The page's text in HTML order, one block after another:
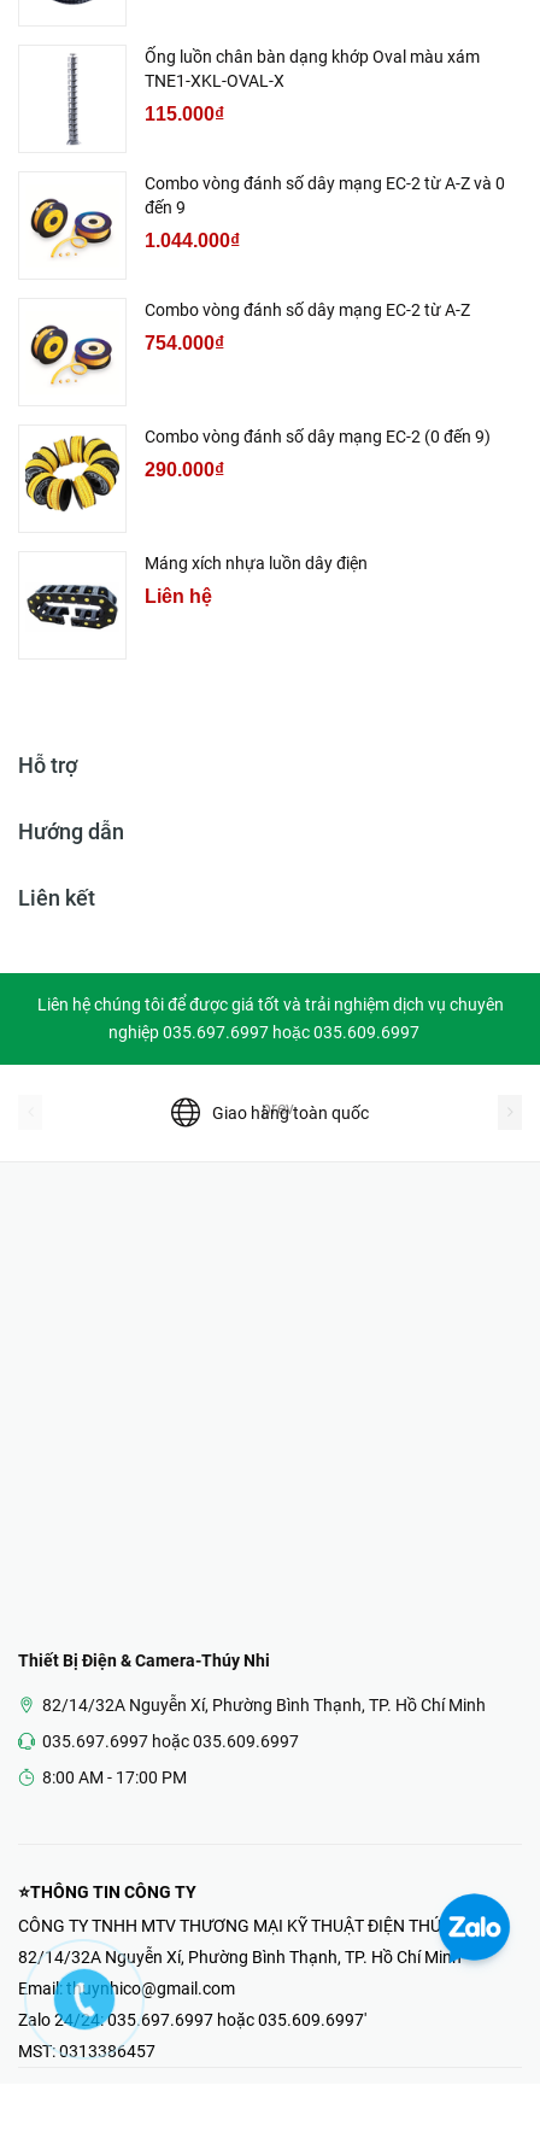
Ống luồn chân bàn dạng khớp Oval màu xám
TNE1-XKL-OVAL-X
115.000₫
Combo vòng đánh số dây mạng EC-2 từ A-Z và 0
đến 9
1.044.000₫
Combo vòng đánh số dây mạng EC-2 từ A-Z
754.000₫
Combo vòng đánh số dây mạng EC-2 (0 đến 9)
290.000₫
Máng xích nhựa luồn dây điện
Liên hệ
Hỗ trợ
Hướng dẫn
Liên kết
Liên hệ chúng tôi để được giá tốt và trải nghiệm dịch vụ chuyên
nghiệp 035.697.6997 hoặc 035.609.6997
Giao hàng toàn quốc
prev
Thiết Bị Điện & Camera-Thúy Nhi
82/14/32A Nguyễn Xí, Phường Bình Thạnh, TP. Hồ Chí Minh
035.697.6997 hoặc 035.609.6997
8:00 AM - 17:00 PM
⭐THÔNG TIN CÔNG TY
CÔNG TY TNHH MTV THƯƠNG MẠI KỸ THUẬT ĐIỆN THÚY NHI
82/14/32A Nguyễn Xí, Phường Bình Thạnh, TP. Hồ Chí Minh
Email: thuynhico@gmail.com
Zalo 24/24:035.697.6997 hoặc 035.609.6997'
MST:0313386457